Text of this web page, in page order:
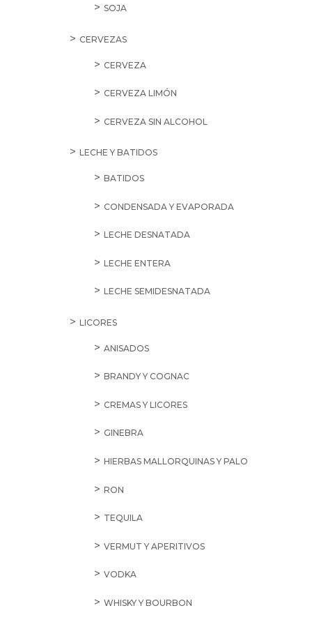
SOJA
CERVEZAS
CERVEZA
CERVEZA LIMÓN
CERVEZA SIN ALCOHOL
LECHE Y BATIDOS
BATIDOS
CONDENSADA Y EVAPORADA
LECHE DESNATADA
LECHE ENTERA
LECHE SEMIDESNATADA
LICORES
ANISADOS
BRANDY Y COGNAC
CREMAS Y LICORES
GINEBRA
HIERBAS MALLORQUINAS Y PALO
RON
TEQUILA
VERMUT Y APERITIVOS
VODKA
WHISKY Y BOURBON